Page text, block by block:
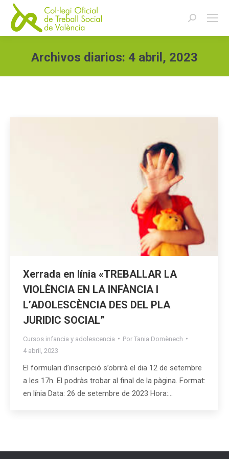
Buscar:
Archivos diarios: 4 abril, 2023
Xerrada en línia «TREBALLAR LA
VIOLÈNCIA EN LA INFÀNCIA I
L’ADOLESCÈNCIA DES DEL PLA
JURIDIC SOCIAL”
Cursos infancia y adolescencia Por Tania Domènech
4 abril, 2023
El formulari d’inscripció s’obrirà el dia 12 de setembre
a les 17h. El podràs trobar al final de la pàgina. Format:
en línia Data: 26 de setembre de 2023 Hora:…